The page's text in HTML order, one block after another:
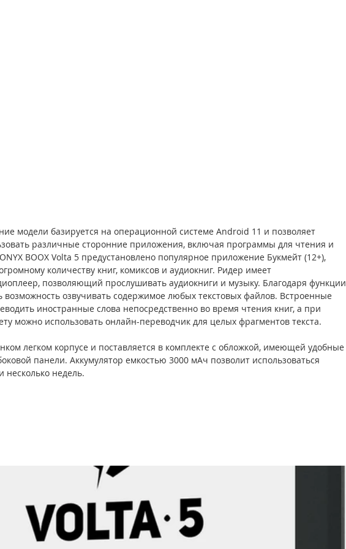
модели базируется на операционной системе Android 11 и позволяет
различные сторонние приложения, включая программы для чтения и
BOOX Volta 5 предустановлено популярное приложение Букмейт (12+),
количеству книг, комиксов и аудиокниг. Ридер имеет
позволяющий прослушивать аудиокниги и музыку. Благодаря функции
возможность озвучивать содержимое любых текстовых файлов. Встроенные
иностранные слова непосредственно во время чтения книг, а при
можно использовать онлайн-переводчик для целых фрагментов текста.
легком корпусе и поставляется в комплекте с обложкой, имеющей удобные
панели. Аккумулятор емкостью 3000 мАч позволит использоваться
несколько недель.